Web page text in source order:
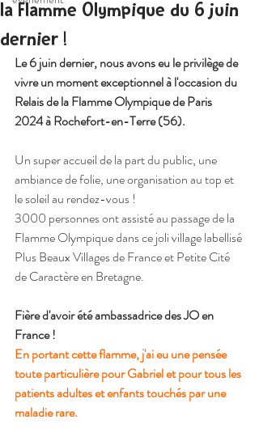
la Flamme Olympique du 6 juin
dernier !
Le 6 juin dernier, nous avons eu le privilège de
vivre un moment exceptionnel à l'occasion du
Relais de la Flamme Olympique de Paris
2024 à Rochefort-en-Terre (56).
Un super accueil de la part du public, une
ambiance de folie, une organisation au top et
le soleil au rendez-vous !
3000 personnes ont assisté au passage de la
Flamme Olympique dans ce joli village labellisé
Plus Beaux Villages de France et Petite Cité
de Caractère en Bretagne.
Fière d'avoir été ambassadrice des JO en
France !
En portant cette flamme, j'ai eu une pensée
toute particulière pour Gabriel et pour tous les
patients adultes et enfants touchés par une
maladie rare.